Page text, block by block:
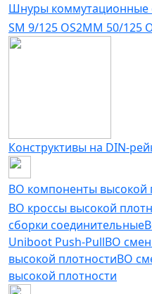
Шнуры коммутационные
SM 9/125 OS2MM 50/125
Конструктивы на DIN-
ВО компоненты высокой
ВО кроссы высокой
сборки соединительные
Uniboot Push-PullВО
высокой плотностиВО
высокой плотности